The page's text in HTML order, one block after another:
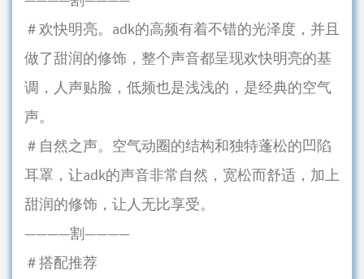
＃欢快明亮。adk的高频有着不错的光泽度，并且
做了甜润的修饰，整个声音都呈现欢快明亮的基
调，人声贴脸，低频也是浅浅的，是经典的空气
声。
＃自然之声。空气动圈的结构和独特蓬松的凹陷
耳罩，让adk的声音非常自然，宽松而舒适，加上
甜润的修饰，让人无比享受。
————割————
＃搭配推荐